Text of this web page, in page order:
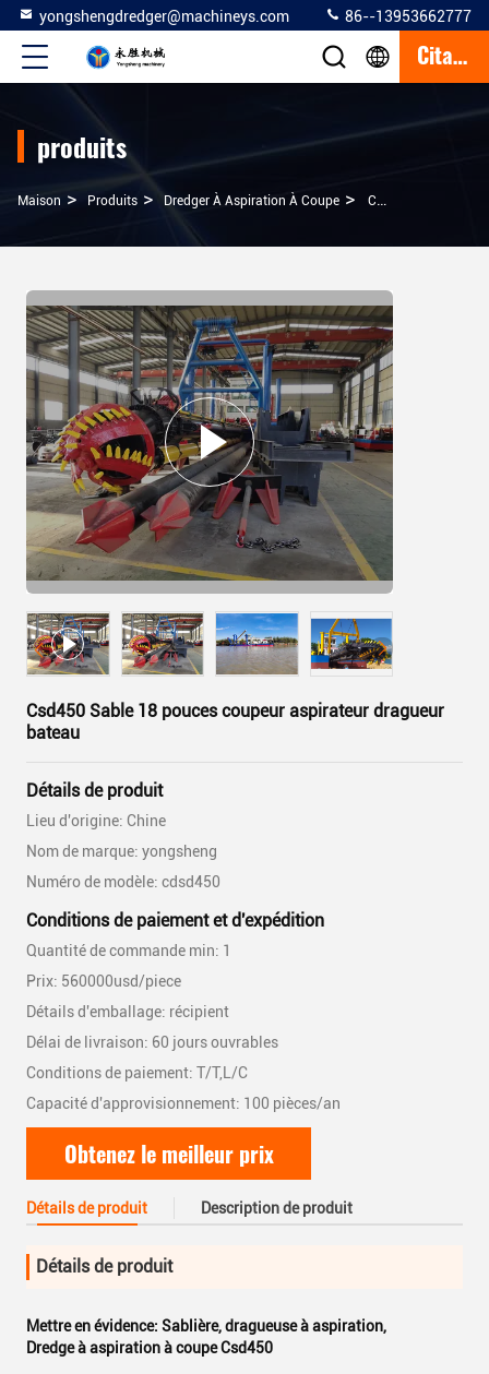
yongshengdredger@machineys.com 86--13953662777
Citation
produits
Maison > Produits > Dredger À Aspiration À Coupe > Csd450 Sable 18 Pouces Coupeur Aspirateur Dragueur Bateau
Csd450 Sable 18 pouces coupeur aspirateur dragueur
bateau
Détails de produit
Lieu d'origine: Chine
Nom de marque: yongsheng
Numéro de modèle: cdsd450
Conditions de paiement et d'expédition
Quantité de commande min: 1
Prix: 560000usd/piece
Détails d'emballage: récipient
Délai de livraison: 60 jours ouvrables
Conditions de paiement: T/T,L/C
Capacité d'approvisionnement: 100 pièces/an
Obtenez le meilleur prix
Détails de produit Description de produit
Détails de produit
Mettre en évidence: Sablière,dragueuse à aspiration,
Dredge à aspiration à coupe Csd450